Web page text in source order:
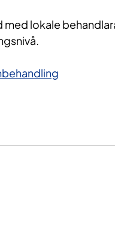
lokale